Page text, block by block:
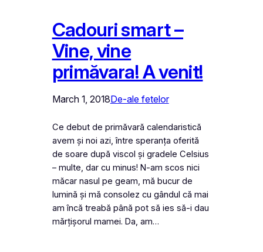
Cadouri smart –
Vine, vine
primăvara! A venit!
March 1, 2018De-ale fetelor
Ce debut de primăvară calendaristică
avem și noi azi, între speranța oferită
de soare după viscol și gradele Celsius
– multe, dar cu minus! N-am scos nici
măcar nasul pe geam, mă bucur de
lumină și mă consolez cu gândul că mai
am încă treabă până pot să ies să-i dau
mărțișorul mamei. Da, am…